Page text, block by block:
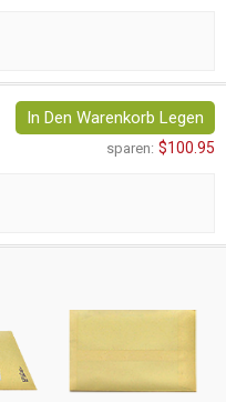
In Den Warenkorb Legen
sparen: $100.95